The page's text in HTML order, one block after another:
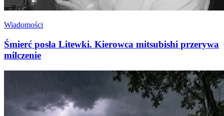
Wiadomości
Śmierć posła Litewki. Kierowca mitsubishi przerywa
milczenie